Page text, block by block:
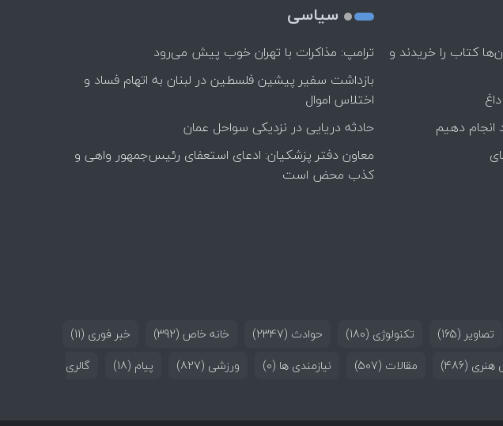
کتاب را خریدند و
انجام دهیم
سیاسی
ترامپ: مذاکرات با تهران خوب پیش می‌رود
بازداشت سفیر پیشین فلسطین در لبنان به اتهام فساد و
اختلاس اموال
حادثه دریایی در نزدیکی سواحل عمان
معاون دفتر پزشکیان: ادعای استعفای رئیس‌جمهور واهی و
کذب محض است
تصاویر (165) تکنولوژی (180) حوادث (2347) خانه خاص (392) خبر فوری (11)
هنری (486) مقالات (507) نیازمندی ها (0) ورزشی (827) پیام (18)
گالری